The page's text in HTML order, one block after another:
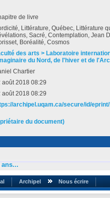
de livre
Littérature, Québec, Littérature
Sacré, Contemplation, Jean
Boréalité, Cosmos
des arts > Laboratoire
du Nord, de l'hiver et de
Chartier
août 2018 08:29
août 2018 08:29
archipel.uqam.ca/secure/id/
du document)
Archipel Nous écrire